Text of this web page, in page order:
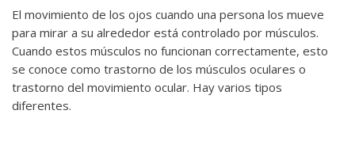
El movimiento de los ojos cuando una persona los mueve
para mirar a su alrededor está controlado por músculos.
Cuando estos músculos no funcionan correctamente, esto
se conoce como trastorno de los músculos oculares o
trastorno del movimiento ocular. Hay varios tipos
diferentes.